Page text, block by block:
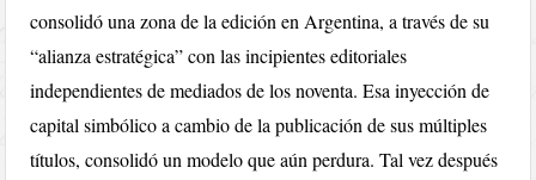
consolidó una zona de la edición en Argentina, a través de su
“alianza estratégica” con las incipientes editoriales
independientes de mediados de los noventa. Esa inyección de
capital simbólico a cambio de la publicación de sus múltiples
títulos, consolidó un modelo que aún perdura. Tal vez después